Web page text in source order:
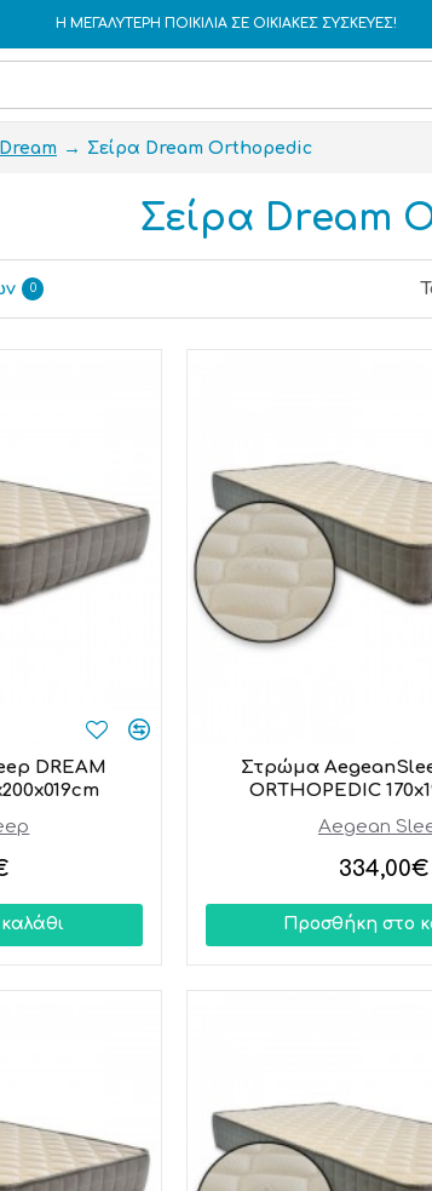
Η ΜΕΓΑΛΥΤΕΡΗ ΠΟΙΚΙΛΙΑ ΣΕ ΟΙΚΙΑΚΕΣ ΣΥΣΚΕΥΕΣ!
Σείρα Dream Orthopedic
Σείρα Dream
0
DREAM
Aegean
Στρώμα
ORTHOPEDIC
334,00€
Προσθήκη στο